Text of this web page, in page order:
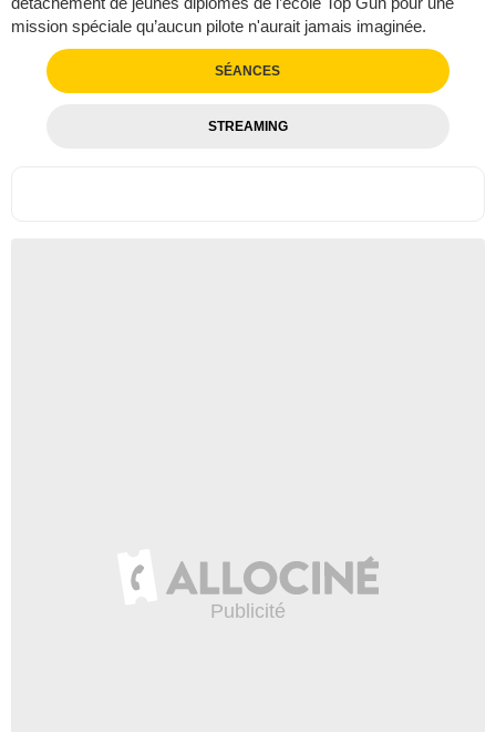
mission spéciale qu’aucun pilote n'aurait jamais imaginée.
SÉANCES
STREAMING